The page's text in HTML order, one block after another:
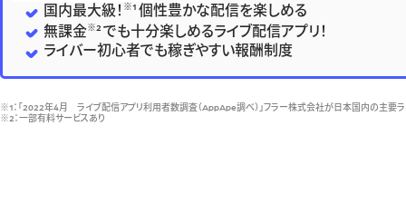
国内最大級！ ※1 個性豊かな配信を楽しめる
無課金※2 でも十分楽しめるライブ配信アプリ！
ライバー初心者でも稼ぎやすい報酬制度
※1：「2022年4月 ライブ配信アプリ利用者数調査（AppApe調べ）」フラー株式会社が日本国内の主
※2：一部有料サービスあり